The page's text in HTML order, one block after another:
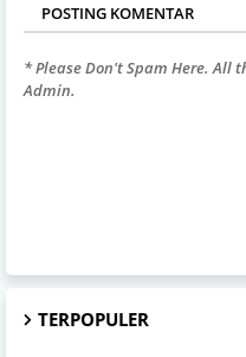
POSTING KOMENTAR
* Please Don't Spam Here. All
Admin.
TERPOPULER